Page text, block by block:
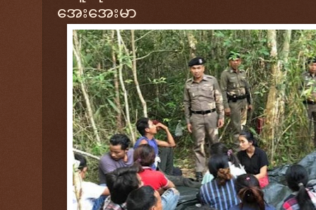
အေးအေးမာ